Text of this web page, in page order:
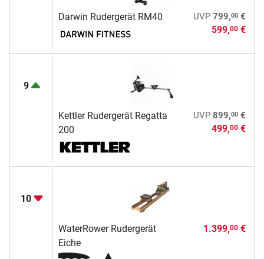
Darwin Rudergerät RM40 UVP 799,00€
599,00€
9
Kettler Rudergerät Regatta
200
UVP 899,00€
499,00€
10
WaterRower Rudergerät
Eiche
1.399,00€